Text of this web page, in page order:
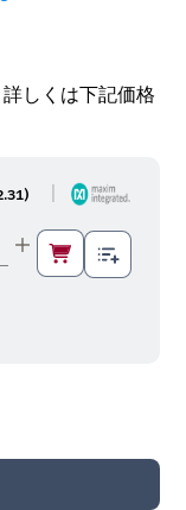
しくは下記価格
)